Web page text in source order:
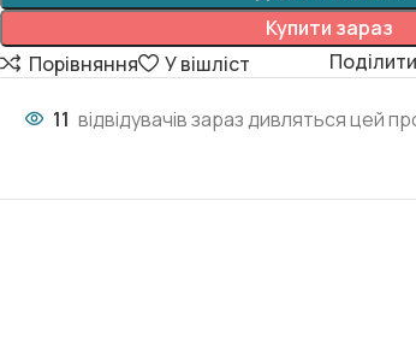
Купити зараз
Порівняння
У вішліст
11 відвідувачів зараз дивляться цей